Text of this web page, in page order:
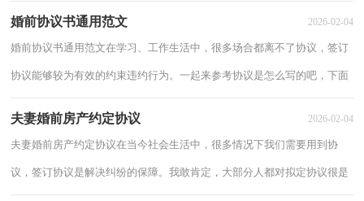
婚前协议书通用范文 2026-02-04
婚前协议书通用范文在学习、工作生活中，很多场合都离不了协议，签订
协议能够较为有效的约束违约行为。一起来参考协议是怎么写的吧，下面
夫妻婚前房产约定协议 2026-02-04
夫妻婚前房产约定协议在当今社会生活中，很多情况下我们需要用到协
议，签订协议是解决纠纷的保障。我敢肯定，大部分人都对拟定协议很是